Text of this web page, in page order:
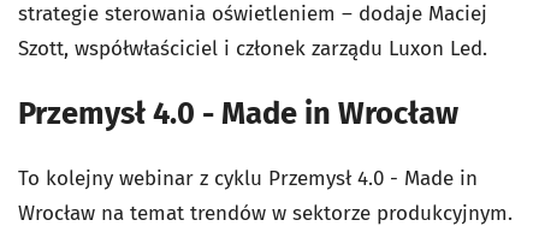
strategie sterowania oświetleniem – dodaje Maciej
Szott, współwłaściciel i członek zarządu Luxon Led.
Przemysł 4.0 - Made in Wrocław
To kolejny webinar z cyklu Przemysł 4.0 - Made in
Wrocław na temat trendów w sektorze produkcyjnym.